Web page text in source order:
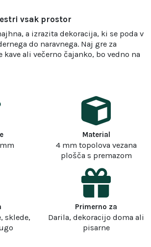
vsak prostor
a izrazita dekoracija, ki se poda v
do naravnega. Naj gre za
ali večerno čajanko, bo vedno na
Material
4 mm topolova vezana
plošča s premazom
sklede,
Primerno za
Darila, dekoracijo doma ali
pisarne